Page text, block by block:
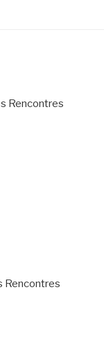
Rencontres
Rencontres